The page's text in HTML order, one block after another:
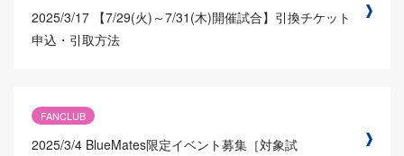
2025/3/17 【7/29(火)～7/31(木)開催試合】引換チケット
申込・引取方法
FANCLUB
2025/3/4 BlueMates限定イベント募集［対象試